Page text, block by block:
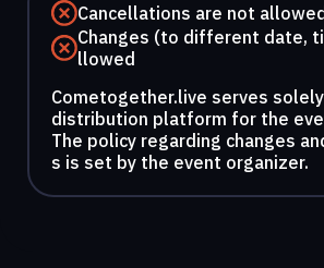
Cancellations are not
Changes (to different date,
llowed
Cometogether.live serves
distribution platform for the
The policy regarding changes
s is set by the event organizer.